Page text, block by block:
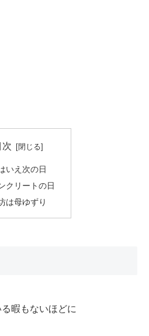
次
いえ次の日
クリートの日
は母ゆずり
暇もないほどに